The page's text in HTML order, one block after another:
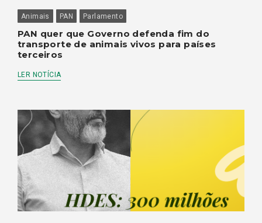
Animais PAN Parlamento
PAN quer que Governo defenda fim do
transporte de animais vivos para países
terceiros
LER NOTÍCIA